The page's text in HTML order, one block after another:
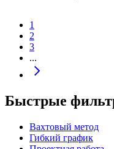
1
2
3
...
Быстрые
Вахтовый метод
Гибкий график